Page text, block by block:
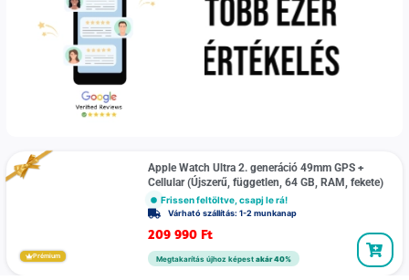
Prémium
Apple Watch Ultra 2. generáció 49mm GPS +
Cellular (Újszerű, független, 64 GB, RAM, fekete)
Frissen feltöltve, csapj le rá!
Várható szállítás: 1-2 munkanap
209 990 Ft
Megtakarítás újhoz képest akár 40%